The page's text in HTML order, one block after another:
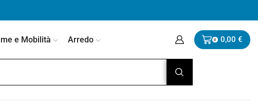
e Mobilità Arredo 0 0,00 €